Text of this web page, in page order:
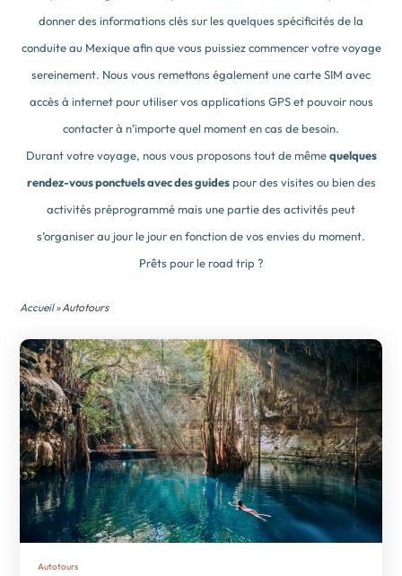
donner des informations clés sur les quelques spécificités de la
conduite au Mexique afin que vous puissiez commencer votre voyage
sereinement. Nous vous remettons également une carte SIM avec
accès à internet pour utiliser vos applications GPS et pouvoir nous
contacter à n’importe quel moment en cas de besoin.
Durant votre voyage, nous vous proposons tout de mêmequelques
rendez-vous ponctuels avec des guidespour des visites ou bien des
activités préprogrammé mais une partie des activités peut
s’organiser au jour le jour en fonction de vos envies du moment.
Prêts pour le road trip ?
Accueil» Autotours
Autotours